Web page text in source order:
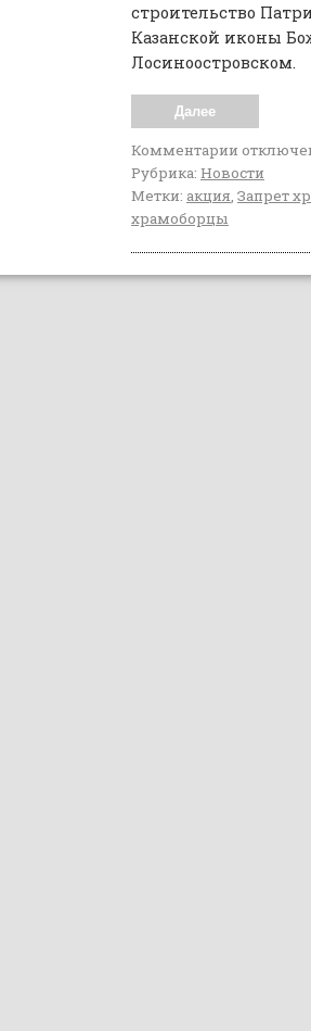
строительство
Казанской иконы
Лосиноостровском.
Далее
Комментарии
Рубрика: Новости
Метки: акция, Запрет
храмоборцы